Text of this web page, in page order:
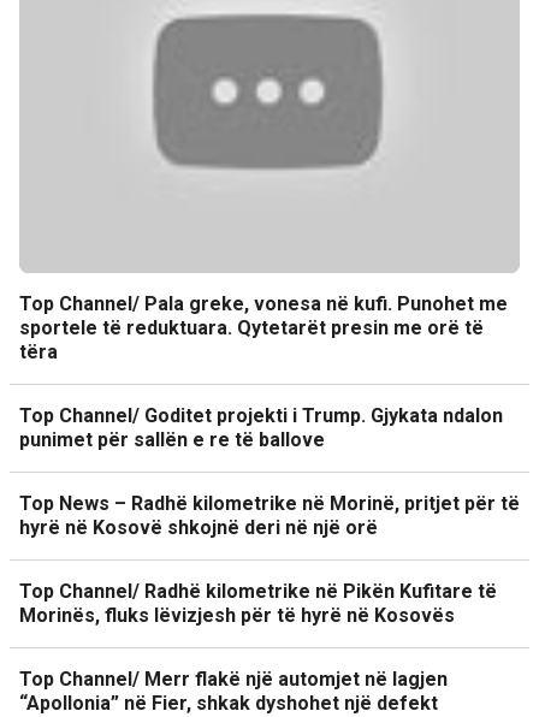
Top Channel/ Pala greke, vonesa në kufi. Punohet me
sportele të reduktuara. Qytetarët presin me orë të
tëra
Top Channel/ Goditet projekti i Trump. Gjykata ndalon
punimet për sallën e re të ballove
Top News – Radhë kilometrike në Morinë, pritjet për të
hyrë në Kosovë shkojnë deri në një orë
Top Channel/ Radhë kilometrike në Pikën Kufitare të
Morinës, fluks lëvizjesh për të hyrë në Kosovës
Top Channel/ Merr flakë një automjet në lagjen
“Apollonia” në Fier, shkak dyshohet një defekt